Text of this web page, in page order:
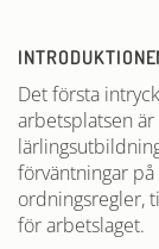
Det första
arbetsplatsen
förväntningar
ordningsregler,
för arbetslaget.